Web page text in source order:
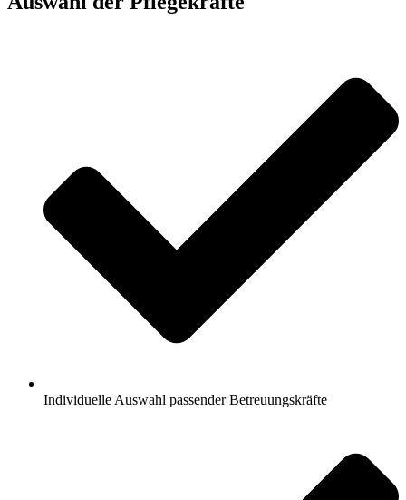
Individuelle Auswahl passender Betreuungskräfte